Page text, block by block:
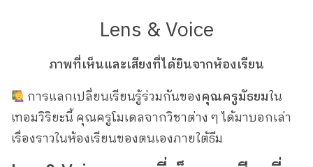
Lens & Voice
ภาพที่เห็นและเสียงที่ได้ยินจากห้องเรียน
การแลกเปลี่ยนเรียนรู้ร่วมกันของคุณครูมัธยมใน
เทอมวิริยะนี้ คุณครูโมเดลจากวิชาต่าง ๆ ได้มาบอกเล่า
เรื่องราวในห้องเรียนของตนเองภายใต้ธีม